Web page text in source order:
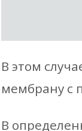
В этом
мембрану с
В